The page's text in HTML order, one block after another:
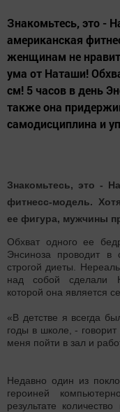
Знакомьтесь, это -
американская
женщинам не
ума от Наташи!
см! 5 часов в день
также она
самодисциплина и
Знакомьтесь, это -
фитнесс-модель.
ее фигура, мужчины
Обхват одного ее
Энсиноза проводит в
строгой диеты.
над собой сделали
которой она является
«В детстве я всегда
годы в школе, -
меня пойти в зал и
Недавно один из
героиней
результате